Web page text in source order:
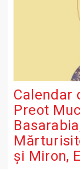
Calendar
Preot
şi Miron,